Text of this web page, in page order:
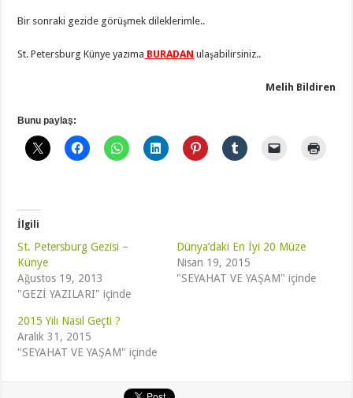
Bir sonraki gezide görüşmek dileklerimle..
St. Petersburg Künye yazıma BURADAN ulaşabilirsiniz..
Melih Bildiren
Bunu paylaş:
İlgili
St. Petersburg Gezisi –
Künye
Ağustos 19, 2013
"GEZİ YAZILARI" içinde
Dünya’daki En İyi 20 Müze
Nisan 19, 2015
"SEYAHAT VE YAŞAM" içinde
2015 Yılı Nasıl Geçti ?
Aralık 31, 2015
"SEYAHAT VE YAŞAM" içinde